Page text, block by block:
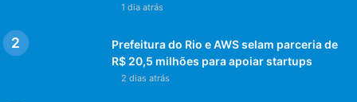
1 dia atrás
Prefeitura do Rio e AWS selam parceria de
R$ 20,5 milhões para apoiar startups
2 dias atrás